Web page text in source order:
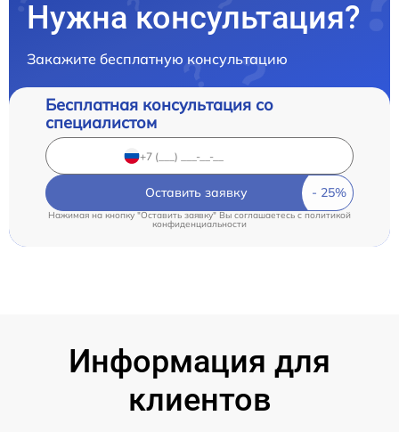
Нужна консультация?
Закажите бесплатную консультацию
Бесплатная консультация со
специалистом
Оставить заявку
Нажимая на кнопку "Оставить заявку" Вы соглашаетесь cполитикой
конфиденциальности
Информация для
клиентов